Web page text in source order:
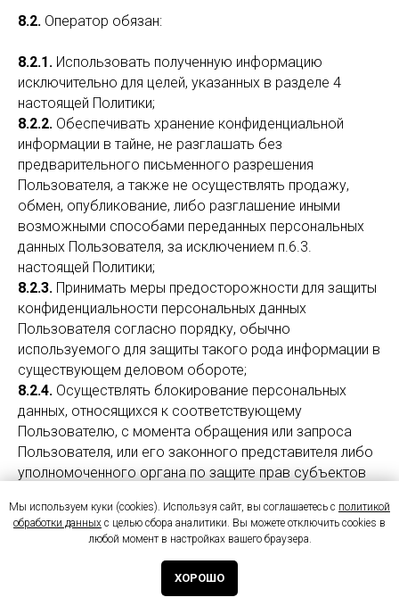
8.2. Оператор обязан:
8.2.1. Использовать полученную информацию
исключительно для целей, указанных в разделе 4
настоящей Политики;
8.2.2. Обеспечивать хранение конфиденциальной
информации в тайне, не разглашать без
предварительного письменного разрешения
Пользователя, а также не осуществлять продажу,
обмен, опубликование, либо разглашение иными
возможными способами переданных персональных
данных Пользователя, за исключением п.6.3.
настоящей Политики;
8.2.3. Принимать меры предосторожности для защиты
конфиденциальности персональных данных
Пользователя согласно порядку, обычно
используемого для защиты такого рода информации в
существующем деловом обороте;
8.2.4. Осуществлять блокирование персональных
данных, относящихся к соответствующему
Пользователю, с момента обращения или запроса
Пользователя, или его законного представителя либо
уполномоченного органа по защите прав субъектов
выявления недостоверных персональных данных или
неправомерных действий;
прав субъектов персональных данных в случае
установления факта неправомерной или случайной
Мы используем куки (cookies). Используя сайт, вы соглашаетесь с политикой
обработки данных с целью сбора аналитики. Вы можете отключить cookies в
любой момент в настройках вашего браузера.
ХОРОШО